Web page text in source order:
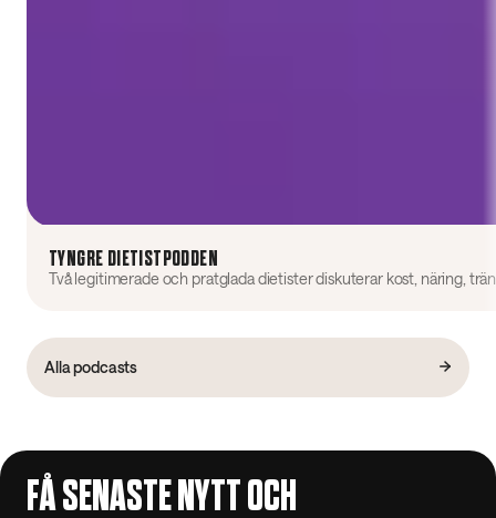
TYNGRE DIETISTPODDEN
Alla podcasts
FÅ SENASTE NYTT OCH